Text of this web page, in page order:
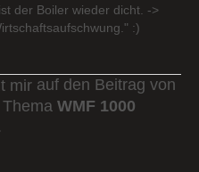
der Boiler wieder dicht. ->
:)
auf den Beitrag von
WMF 1000